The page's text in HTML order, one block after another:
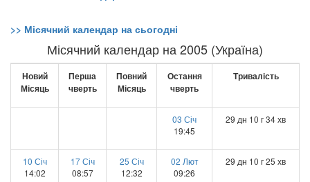
>> Місячний календар на сьогодні
Місячний календар на 2005 (Україна)
Новий
Місяць
Перша
чверть
Повний
Місяць
Остання
чверть
Тривалість
03 Січ
19:45
29 дн 10 г 34 хв
10 Січ
14:02
17 Січ
08:57
25 Січ
12:32
02 Лют
09:26
29 дн 10 г 25 хв